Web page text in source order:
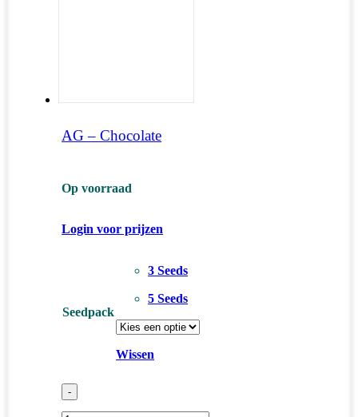
AG – Chocolate
Op voorraad
Login voor prijzen
Seedpack
3 Seeds
5 Seeds
Wissen
-